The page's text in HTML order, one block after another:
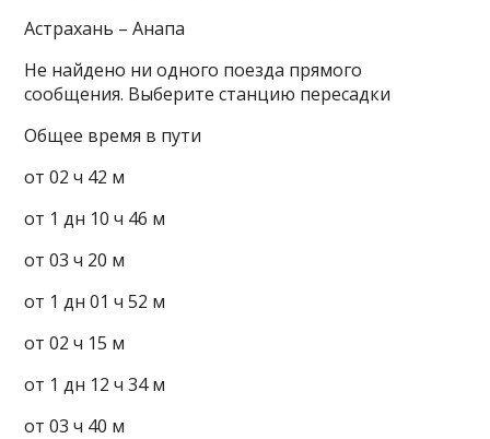
Астрахань – Анапа
Не найдено ни одного поезда прямого
сообщения. Выберите станцию пересадки
Общее время в пути
от 02 ч 42 м
от 1 дн 10 ч 46 м
от 03 ч 20 м
от 1 дн 01 ч 52 м
от 02 ч 15 м
от 1 дн 12 ч 34 м
от 03 ч 40 м